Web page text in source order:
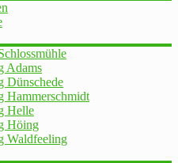
Adams
Dünschede
Hammerschmidt
Helle
Höing
Waldfeeling